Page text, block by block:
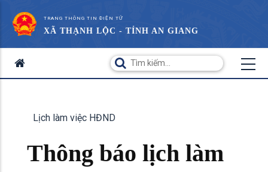
TRANG THÔNG TIN ĐIỆN TỬ
XÃ THẠNH LỘC - TỈNH AN GIANG
Lịch làm việc HĐND
Thông báo lịch làm